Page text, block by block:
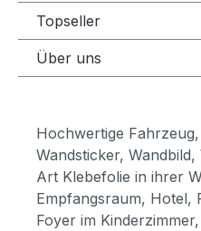
Topseller
Über uns
Hochwertige
Wandsticker,
Art Klebefolie in ihrer
Empfangsraum, Hotel,
Foyer im